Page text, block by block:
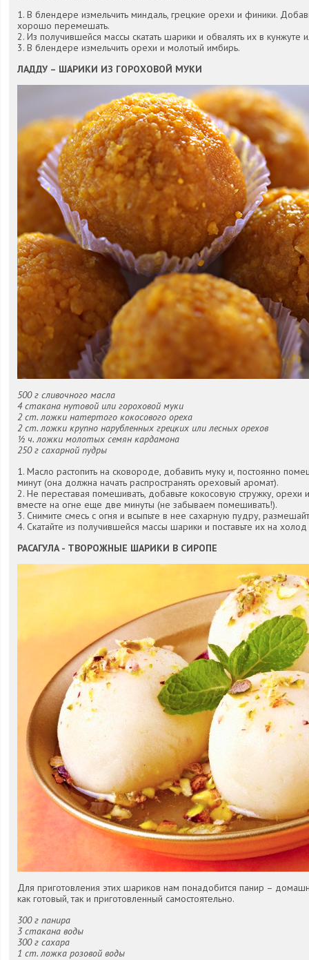
1. В блендере измельчить миндаль, грецкие орехи и финики.
хорошо перемешать.
2. Из получившейся массы скатать шарики и обвалять их в кунжуте
3. В блендере измельчить орехи и молотый имбирь.
ЛАДДУ – ШАРИКИ ИЗ ГОРОХОВОЙ МУКИ
500 г сливочного масла
4 стакана нутовой или гороховой муки
2 ст. ложки натертого кокосового ореха
2 ст. ложки крупно нарубленных грецких или лесных орехов
½ ч. ложки молотых семян кардамона
250 г сахарной пудры
1. Масло растопить на сковороде, добавить муку и, постоянно
минут (она должна начать распространять ореховый аромат).
2. Не переставая помешивать, добавьте кокосовую стружку,
вместе на огне еще две минуты (не забываем помешивать!).
3. Снимите смесь с огня и всыпьте в нее сахарную пудру,
4. Скатайте из получившейся массы шарики и поставьте их на
РАСАГУЛА - ТВОРОЖНЫЕ ШАРИКИ В СИРОПЕ
Для приготовления этих шариков нам понадобится панир –
как готовый, так и приготовленный самостоятельно.
300 г панира
3 стакана воды
300 г сахара
1 ст. ложка розовой воды